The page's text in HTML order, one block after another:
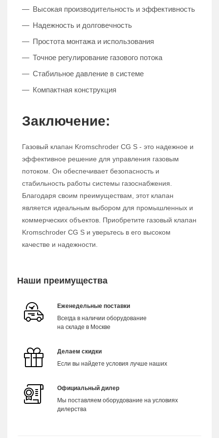
Высокая производительность и эффективность
Надежность и долговечность
Простота монтажа и использования
Точное регулирование газового потока
Стабильное давление в системе
Компактная конструкция
Заключение:
Газовый клапан Kromschroder CG S - это надежное и
эффективное решение для управления газовым
потоком. Он обеспечивает безопасность и
стабильность работы системы газоснабжения.
Благодаря своим преимуществам, этот клапан
является идеальным выбором для промышленных и
коммерческих объектов. Приобретите газовый клапан
Kromschroder CG S и уверьтесь в его высоком
качестве и надежности.
Наши преимущества
Еженедельные поставки
Всегда в наличии оборудование
на складе в Москве
Делаем скидки
Если вы найдете условия лучше наших
Официальный дилер
Мы поставляем оборудование на условиях
дилерства